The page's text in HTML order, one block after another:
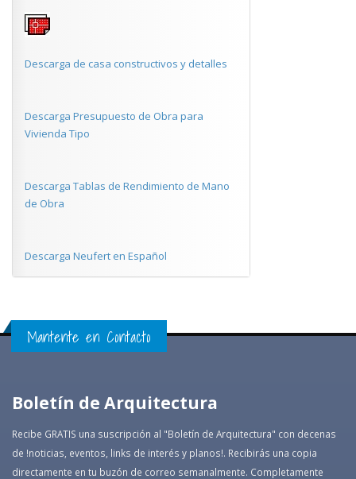
Descarga de casa constructivos y detalles
Descarga Presupuesto de Obra para
Vivienda Tipo
Descarga Tablas de Rendimiento de Mano
de Obra
Descarga Neufert en Español
Mantente en Contacto
Boletín de Arquitectura
Recibe GRATIS una suscripción al "Boletín de Arquitectura" con decenas
de !noticias, eventos, links de interés y planos!. Recibirás una copia
directamente en tu buzón de correo semanalmente. Completamente